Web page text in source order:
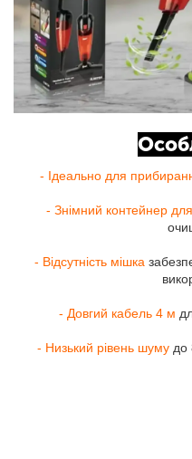
- Ідеально для
- Знімний контейнер
- Відсутність мішка
- Довгий кабель 4 м
- Низький рівень шумудо